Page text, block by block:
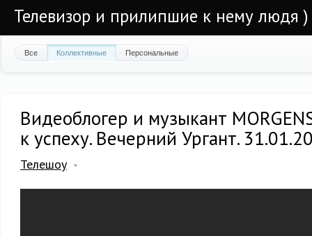
Телевизор и прилипшие к нему людя )
Все Коллективные Персональные
Видеоблогер и музыкант
к успеху. Вечерний Ургант.
Телешоу